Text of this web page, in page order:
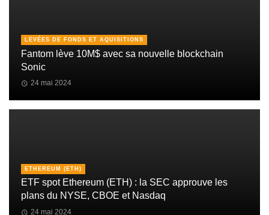
LEVÉES DE FONDS ET AQUISITIONS
Fantom lève 10M$ avec sa nouvelle blockchain
Sonic
24 mai 2024
ETHEREUM (ETH)
ETF spot Ethereum (ETH) : la SEC approuve les
plans du NYSE, CBOE et Nasdaq
24 mai 2024